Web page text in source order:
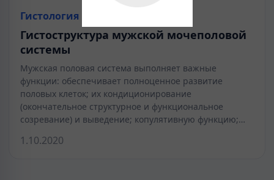
Гистология
Гистоструктура мужской мочеполовой
системы
Мужская половая система выполняет важные
функции: обеспечивает полноценное развитие
половых клеток; их кондиционирование
(окончательное структурное и функциональное
созревание) и выведение; копулятивную функцию;…
1.10.2020